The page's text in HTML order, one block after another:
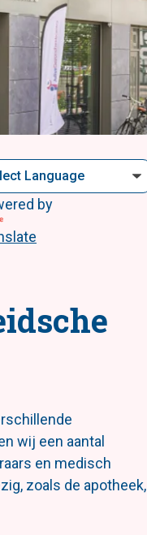
by
wij een aantal
en medisch
zoals de apotheek,